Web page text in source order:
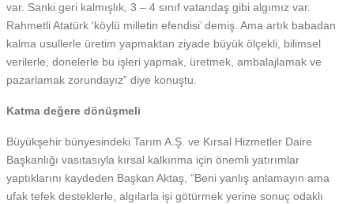
var. Sanki geri kalmışlık, 3 – 4 sınıf vatandaş gibi algımız var.
Rahmetli Atatürk ‘köylü milletin efendisi’ demiş. Ama artık babadan
kalma usullerle üretim yapmaktan ziyade büyük ölçekli, bilimsel
verilerle, donelerle bu işleri yapmak, üretmek, ambalajlamak ve
pazarlamak zorundayız” diye konuştu.
Katma değere dönüşmeli
Büyükşehir bünyesindeki Tarım A.Ş. ve Kırsal Hizmetler Daire
Başkanlığı vasıtasıyla kırsal kalkınma için önemli yatırımlar
yaptıklarını kaydeden Başkan Aktaş, “Beni yanlış anlamayın ama
ufak tefek desteklerle, algılarla işi götürmek yerine sonuç odaklı